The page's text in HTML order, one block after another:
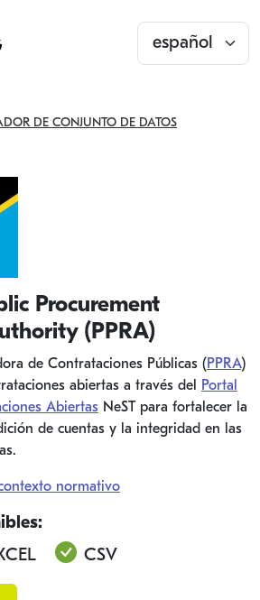
DE CONJUNTO DE DATOS
Procurement
(PPRA)
de Contrataciones Públicas (PPRA)
abiertas a través del
Portal
Abiertas NeST para fortalecer la
de cuentas y la integridad en las
normativo
CSV